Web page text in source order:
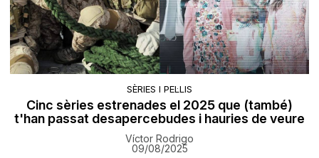
SÈRIES I PEL·LIS
Cinc sèries estrenades el 2025 que (també)
t'han passat desapercebudes i hauries de veure
Víctor Rodrigo
09/08/2025